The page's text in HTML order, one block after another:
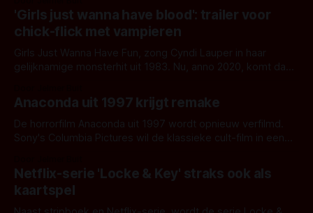
Dead) te zien. De film, geregisseerd door Vaughn Stein, zou
gereleased worden op het Tribeca Film Festival. Deze is
door het coronavirus
'Girls just wanna have blood': trailer voor
chick-flick met vampieren
Girls Just Wanna Have Fun, zong Cyndi Lauper in haar
gelijknamige monsterhit uit 1983. Nu, anno 2020, komt daar
Een horror-komedie als bloedige en unieke toevoeging aan
het vampier-genre. De verhaallijn draait om de sociaal
geïsoleerde Jessica. Zij wordt
Anaconda uit 1997 krijgt remake
De horrorfilm Anaconda uit 1997 wordt opnieuw verfilmd.
Sony's Columbia Pictures wil de klassieke cult-film in een
Netflix-serie 'Locke & Key' straks ook als
kaartspel